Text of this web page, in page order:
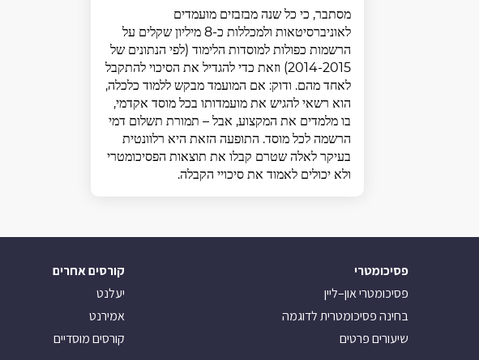
מסתבר, כי כל שנה מבזבזים מועמדים
לאוניברסיטאות ולמכללות כ-8 מיליון שקלים על
הרשמות כפולות למוסדות הלימוד (לפי הנתונים של
2014-2015) וזאת כדי להגדיל את הסיכוי להתקבל
לאחד מהם. ודוק: אם המועמד מבקש ללמוד כלכלה,
הוא רשאי להגיש את מועמדותו בכל מוסד אקדמי,
בו מלמדים את המקצוע, אבל – תמורת תשלום דמי
הרשמה לכל מוסד. התופעה הזאת היא רלוונטית
בעיקר לאלה שטרם קבלו את תוצאות הפסיכומטרי
ולא יכולים לאמוד את סיכויי הקבלה.
פסיכומטרי
פסיכומטרי און–ליין
בחינה פסיכומטרית לדוגמה
שיעורים פרטים
קורסים אחרים
יעלנט
אמירנט
קורסים מוסדיים